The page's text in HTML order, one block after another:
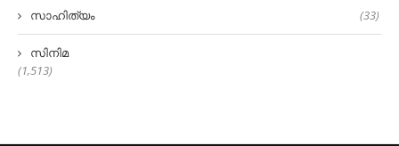
സാഹിത്യം (33)
സിനിമ
(1,513)